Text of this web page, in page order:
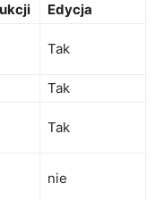
Edycja
Tak
Tak
Tak
nie